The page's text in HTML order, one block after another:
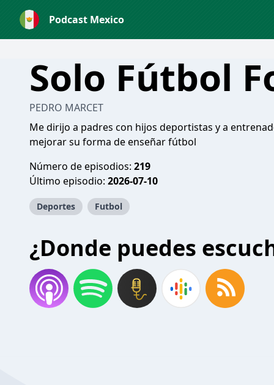
Podcast Mexico
Solo Fútbol
PEDRO MARCET
Me dirijo a padres con hijos deportistas y a
mejorar su forma de enseñar fútbol
Número de episodios: 219
Último episodio: 2026-07-10
Deportes Futbol
¿Donde puedes